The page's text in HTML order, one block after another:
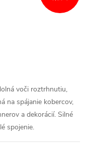
voči roztrhnutiu,
na spájanie kobercov,
a dekorácií. Silné
spojenie.